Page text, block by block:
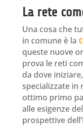
La rete
Una cosa che
in comune è la
queste nuove
prova le reti
da dove
specializzate in
ottimo primo
alle esigenze
prospettive